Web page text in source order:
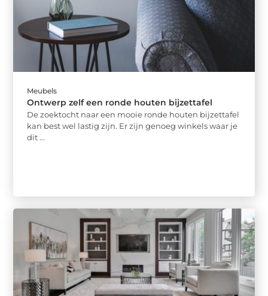
Meubels
Ontwerp zelf een ronde houten bijzettafel
De zoektocht naar een mooie ronde houten bijzettafel
kan best wel lastig zijn. Er zijn genoeg winkels waar je
dit ...